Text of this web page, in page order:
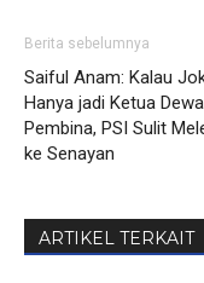
Berita sebelumnya
Saiful Anam: Kalau
Hanya jadi Ketua
Pembina, PSI Sulit
ke Senayan
ARTIKEL TERKAIT